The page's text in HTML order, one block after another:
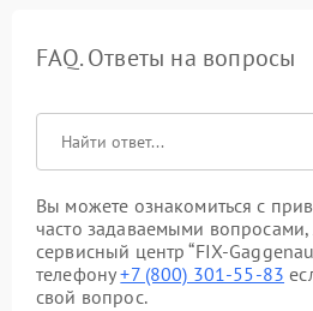
FAQ. Ответы на вопросы
Вы можете ознакомиться с
часто задаваемыми вопросами,
сервисный центр “FIX-
телефону+7 (800) 301-55-83
свой вопрос.